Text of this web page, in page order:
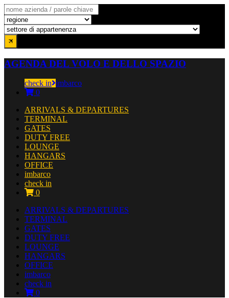
AGENDA DEL VOLO E DELLO SPAZIO
check in imbarco
0
ARRIVALS & DEPARTURES
TERMINAL
GATES
DUTY FREE
LOUNGE
HANGARS
OFFICE
imbarco
check in
0
ARRIVALS & DEPARTURES
TERMINAL
GATES
DUTY FREE
LOUNGE
HANGARS
OFFICE
imbarco
check in
0